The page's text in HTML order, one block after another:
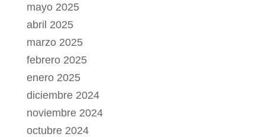
mayo 2025
abril 2025
marzo 2025
febrero 2025
enero 2025
diciembre 2024
noviembre 2024
octubre 2024